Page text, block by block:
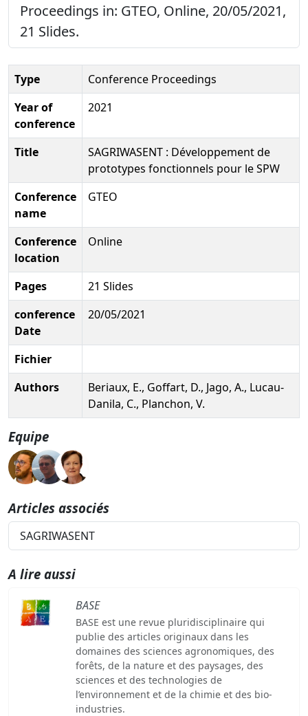
Proceedings in: GTEO, Online, 20/05/2021,
21 Slides.
Type
Conference Proceedings
Year of
conference
2021
Title
SAGRIWASENT : Développement de
prototypes fonctionnels pour le SPW
Conference
name
GTEO
Conference
location
Online
Pages
21 Slides
conference
Date
20/05/2021
Fichier
Authors
Beriaux, E., Goffart, D., Jago, A., Lucau-
Danila, C., Planchon, V.
Equipe
Articles associés
SAGRIWASENT
A lire aussi
BASE
BASE est une revue pluridisciplinaire qui
publie des articles originaux dans les
domaines des sciences agronomiques, des
forêts, de la nature et des paysages, des
sciences et des technologies de
l’environnement et de la chimie et des bio-
industries.